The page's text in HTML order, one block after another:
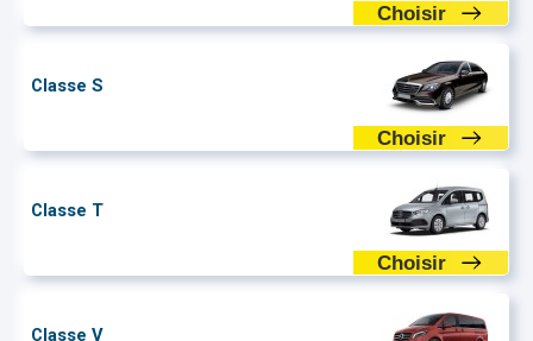
Choisir
Classe S
Choisir
Classe T
Choisir
Classe V